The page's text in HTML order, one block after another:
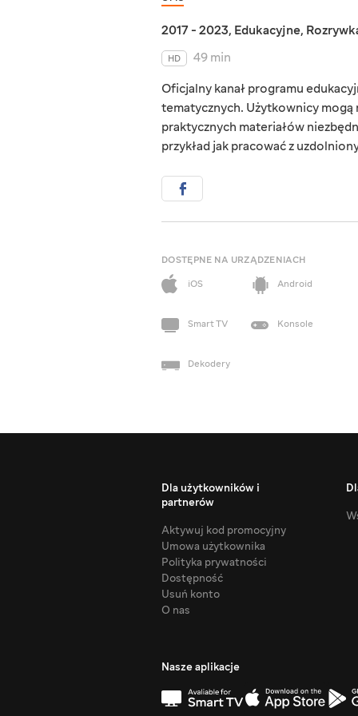
2017 - 2023, Edukacyjne,
HD
49 min
Oficjalny kanał programu
tematycznych. Użytkownicy
praktycznych materiałów
przykład jak pracować z
DOSTĘPNE NA URZĄDZENIACH
iOS
Android
Smart TV Konsole
Dekodery
Dla użytkowników i
partnerów
Aktywuj kod promocyjny
Umowa użytkownika
Polityka prywatności
Dostępność
Usuń konto
O nas
Nasze aplikacje